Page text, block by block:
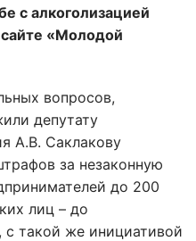
с алкоголизацией
«Молодой
вопросов,
депутату
А.В. Саклакову
за незаконную
до 200
лиц – до
такой же инициативой